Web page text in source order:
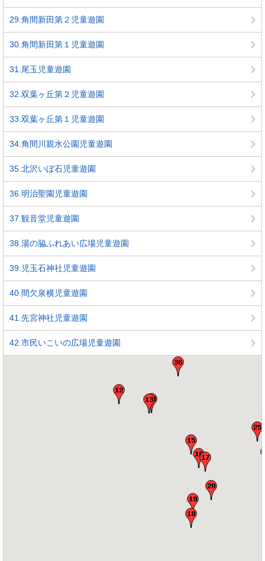
29.角間新田第２児童遊園
30.角間新田第１児童遊園
31.尾玉児童遊園
32.双葉ヶ丘第２児童遊園
33.双葉ヶ丘第１児童遊園
34.角間川親水公園児童遊園
35.北沢いぼ石児童遊園
36.明治聖園児童遊園
37.観音堂児童遊園
38.湯の脇ふれあい広場児童遊園
39.児玉石神社児童遊園
40.間欠泉横児童遊園
41.先宮神社児童遊園
42.市民いこいの広場児童遊園